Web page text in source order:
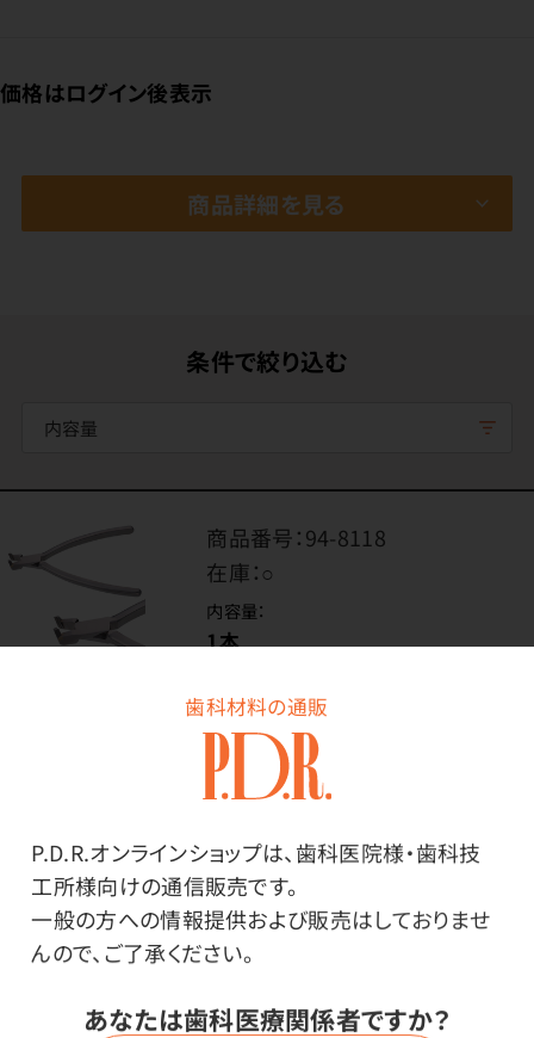
歯科材料の通販
P.D.R.オンラインショップは、歯科医院様・歯科技
工所様向けの通信販売です。
一般の方への情報提供および販売はしておりませ
んので、ご了承ください。
あなたは歯科医療関係者ですか？
価格はログイン後表示
商品詳細を見る
条件で絞り込む
内容量
商品番号：94-8118
在庫：○
内容量：
1本
価格はログイン後表示
ログイン
商品詳細